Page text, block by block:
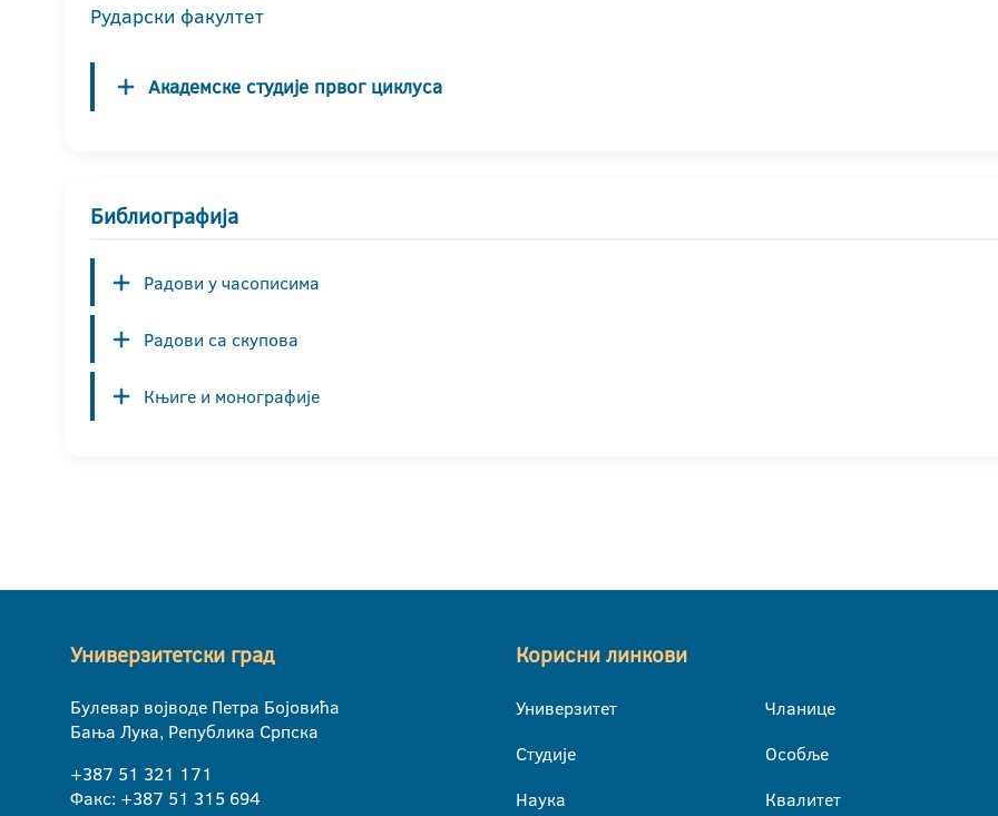
Рударски факултет
Академске студије првог циклуса
Библиографија
Радови у часописима
Радови са скупова
Књиге и монографије
Универзитетски град
Булевар војводе Петра Бојовића
Бања Лука, Република Српска
+387 51 321 171
Факс: +387 51 315 694
Корисни линкови
Универзитет
Студије
Наука
Чланице
Особље
Квалитет